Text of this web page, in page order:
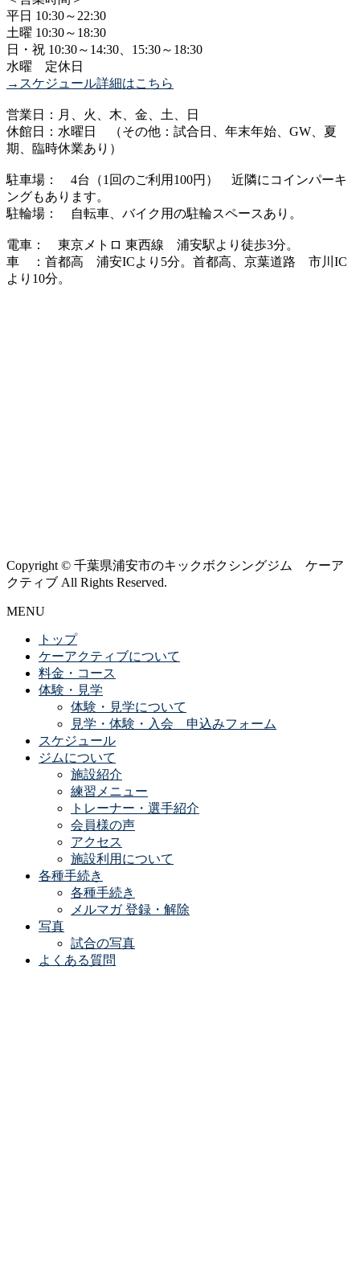
平日 10:30～22:30
土曜 10:30～18:30
日・祝 10:30～14:30、15:30～18:30
水曜 定休日
→スケジュール詳細はこちら
営業日：月、火、木、金、土、日
休館日：水曜日 （その他：試合日、年末年始、GW、夏
期、臨時休業あり）
駐車場： 4台（1回のご利用100円） 近隣にコインパーキ
ングもあります。
駐輪場： 自転車、バイク用の駐輪スペースあり。
電車： 東京メトロ 東西線 浦安駅より徒歩3分。
車 ：首都高 浦安ICより5分。首都高、京葉道路 市川IC
より10分。
Copyright © 千葉県浦安市のキックボクシングジム ケーア
クティブ All Rights Reserved.
MENU
トップ
ケーアクティブについて
料金・コース
体験・見学
体験・見学について
見学・体験・入会 申込みフォーム
スケジュール
ジムについて
施設紹介
練習メニュー
トレーナー・選手紹介
会員様の声
アクセス
施設利用について
各種手続き
各種手続き
メルマガ 登録・解除
写真
試合の写真
よくある質問